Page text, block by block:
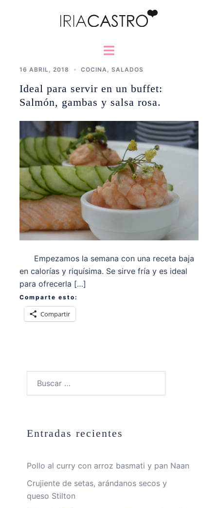
Alternar
16 ABRIL, 2018 COCINA SALADOS
Ideal para servir en un buffet:
Salmón, gambas y salsa rosa.
Empezamos la semana con una receta baja
en calorías y riquísima. Se sirve fría y es ideal
para ofrecerla […]
Comparte esto:
Compartir
Entradas recientes
Pollo al curry con arroz basmati y pan Naan
Crujiente de setas, arándanos secos y
queso Stilton